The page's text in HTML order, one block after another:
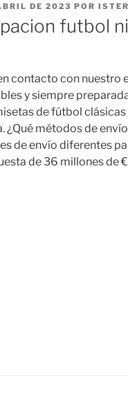
DE 2023 POR
futbol
contacto con nuestro
y siempre
de fútbol
¿Qué métodos de
de envío diferentes
de 36 millones de